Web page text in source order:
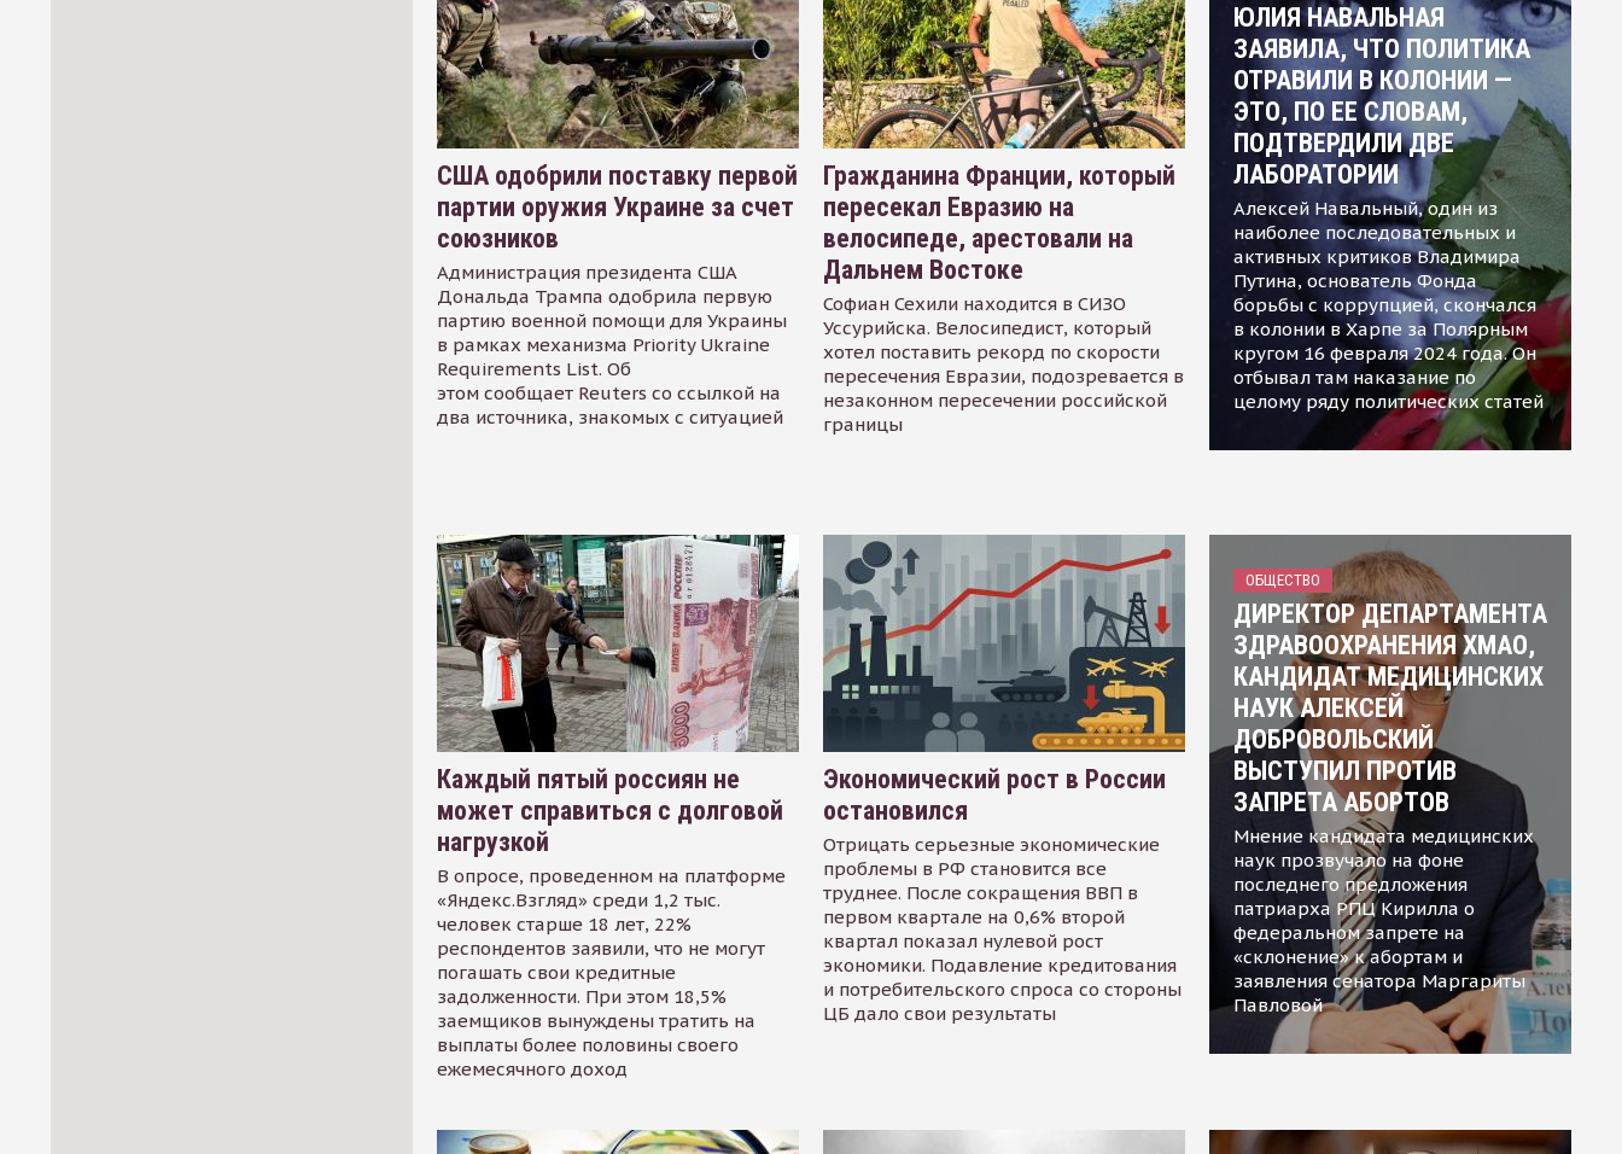
США одобрили поставку первой
партии оружия Украине за счет
союзников
Администрация президента США
Дональда Трампа одобрила первую
партию военной помощи для Украины
в рамках механизма Priority Ukraine
Requirements List. Об
этом сообщает Reuters со ссылкой на
два источника, знакомых с ситуацией
Гражданина Франции, который
пересекал Евразию на
велосипеде, арестовали на
Дальнем Востоке
Софиан Сехили находится в СИЗО
Уссурийска. Велосипедист, который
хотел поставить рекорд по скорости
пересечения Евразии, подозревается в
незаконном пересечении российской
границы
ЮЛИЯ НАВАЛЬНАЯ
ЗАЯВИЛА, ЧТО ПОЛИТИКА
ОТРАВИЛИ В КОЛОНИИ —
ЭТО, ПО ЕЕ СЛОВАМ,
ПОДТВЕРДИЛИ ДВЕ
ЛАБОРАТОРИИ
Алексей Навальный, один из
наиболее последовательных и
активных критиков Владимира
Путина, основатель Фонда
борьбы с коррупцией, скончался
в колонии в Харпе за Полярным
кругом 16 февраля 2024 года. Он
отбывал там наказание по
целому ряду политических статей
Каждый пятый россиян не
может справиться с долговой
нагрузкой
В опросе, проведенном на платформе
«Яндекс.Взгляд» среди 1,2 тыс.
человек старше 18 лет, 22%
респондентов заявили, что не могут
погашать свои кредитные
задолженности. При этом 18,5%
заемщиков вынуждены тратить на
выплаты более половины своего
ежемесячного доход
Экономический рост в России
остановился
Отрицать серьезные экономические
проблемы в РФ становится все
труднее. После сокращения ВВП в
первом квартале на 0,6% второй
квартал показал нулевой рост
экономики. Подавление кредитования
и потребительского спроса со стороны
ЦБ дало свои результаты
ОБЩЕСТВО
ДИРЕКТОР ДЕПАРТАМЕНТА
ЗДРАВООХРАНЕНИЯ ХМАО,
КАНДИДАТ МЕДИЦИНСКИХ
НАУК АЛЕКСЕЙ
ДОБРОВОЛЬСКИЙ
ВЫСТУПИЛ ПРОТИВ
ЗАПРЕТА АБОРТОВ
Мнение кандидата медицинских
наук прозвучало на фоне
последнего предложения
патриарха РПЦ Кирилла о
федеральном запрете на
«склонение» к абортам и
заявления сенатора Маргариты
Павловой